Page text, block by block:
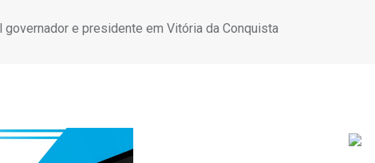
e presidente em Vitória da Conquista